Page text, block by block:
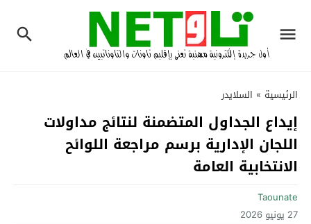
الرئيسية » السلايدر
إيداع الجداول المتضمنة لنتائج مداولات
اللجان الإدارية برسم مراجعة اللوائح
الانتخابية العامة
Taounate
27 يونيو 2026